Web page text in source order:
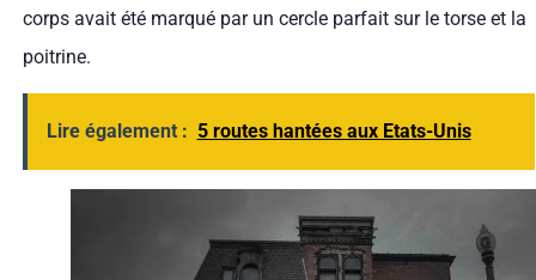
corps avait été marqué par un cercle parfait sur le torse et la
poitrine.
Lire également : 5 routes hantées aux Etats-Unis